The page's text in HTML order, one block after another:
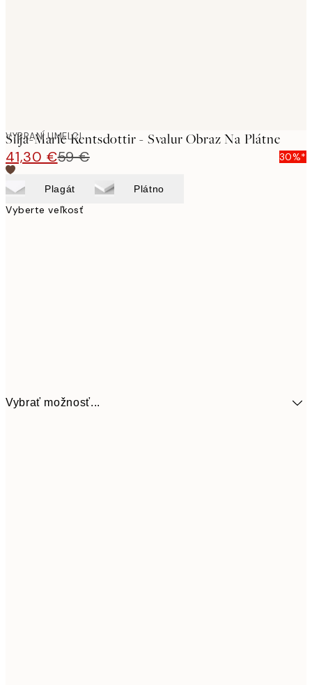
VYBRANÍ UMELCI
Silja-Marie Kentsdottir - Svalur Obraz Na Plátne
41,30 €59 € 30%*
Plagát Plátno
Vyberte veľkosť
Vybrať možnosť...